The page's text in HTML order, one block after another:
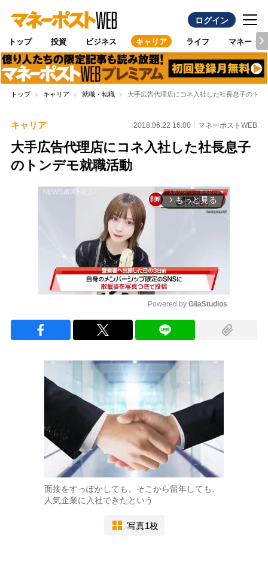
ログイン
トップ 投資 ビジネス キャリア ライフ マネー
トップ キャリア 就職・転職 大手広告代理店にコネ入社した社長息子のトン
キャリア 2018.06.22 16:00 マネーポストWEB
大手広告代理店にコネ入社した社長息子
のトンデモ就職活動
arrow_forward_ios もっと見る
Powered by GliaStudios
面接をすっぽかしても、そこから留年しても、
人気企業に入社できたという
写真1枚